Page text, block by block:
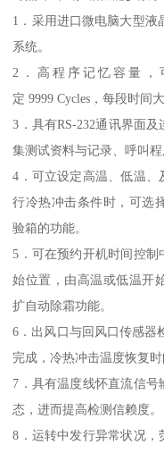
1．采用进口微电脑大型液
系统。
2．高程序记忆容量，
定 9999 Cycles，每段时间
3．具有RS-232通讯界面
集测试资料与记录、呼叫
4．可立设定高温、低温
行冷热冲击条件时，可选
验箱的功能。
5．可在预约开机时间控
始位置，由高温或低温开
扩自动除霜功能。
6．出风口与回风口传感器
完成，冷热冲击温度恢复时
7．具有温度线怀直流信
态，进而提高检测信赖度。
8．运转中发行异常状况